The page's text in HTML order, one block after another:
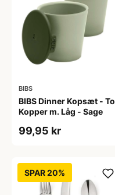
BIBS
BIBS Dinner Kopsæt - To
Kopper m. Låg - Sage
99,95 kr
SPAR 20%